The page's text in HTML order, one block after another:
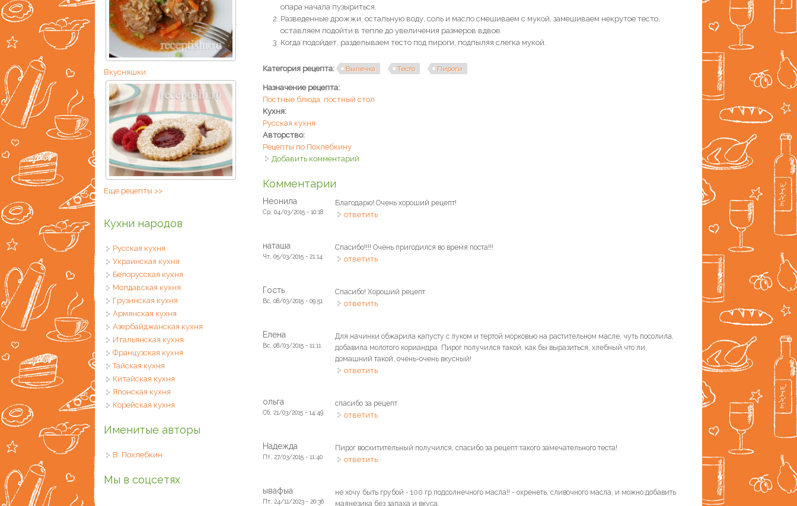
опара начала пузыриться.
Разведенные дрожжи, остальную воду, соль и масло смешиваем с мукой, замешиваем некрутое тесто,
оставляем подойти в тепле до увеличения размеров вдвое.
Когда подойдет, разделываем тесто под пироги, подпыляя слегка мукой.
Категория рецепта: Выпечка Тесто Пироги
Назначение рецепта:
Постные блюда, постный стол
Кухня:
Русская кухня
Авторство:
Рецепты по Похлебкину
Добавить комментарий
Комментарии
Неонила
Ср, 04/03/2015 - 10:18
Благодарю! Очень хороший рецепт!
ответить
наташа
Чт, 05/03/2015 - 21:14
Спасибо!!!! Очень пригодился во время поста!!!
ответить
Гость
Вс, 08/03/2015 - 09:51
Спасибо! Хороший рецепт
ответить
Елена
Вс, 08/03/2015 - 11:11
Для начинки обжарила капусту с луком и тертой морковью на растительном масле, чуть посолила,
добавила молотого кориандра. Пирог получился такой, как бы выразиться, хлебный что ли,
домашний такой, очень-очень вкусный!
ответить
ольга
Сб, 21/03/2015 - 14:49
спасибо за рецепт
ответить
Надежда
Пт, 27/03/2015 - 11:40
Пирог восхитительный получился, спасибо за рецепт такого замечательного теста!
ответить
ывафыа
Пт, 24/11/2023 - 20:36
не хочу быть грубой - 100 гр подсолнечного масла!! - охренеть, сливочного масла, и можно добавить
маянезика без запаха и вкуса.
Вкусняшки
Еще рецепты >>
Кухни народов
Русская кухня
Украинская кухня
Белорусская кухня
Молдавская кухня
Грузинская кухня
Армянская кухня
Азербайджанская кухня
Итальянская кухня
Французская кухня
Тайская кухня
Китайская кухня
Японская кухня
Корейская кухня
Именитые авторы
В. Похлебкин
Мы в соцсетях